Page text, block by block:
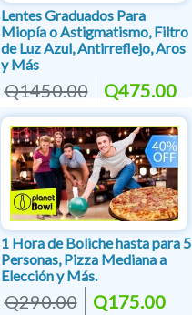
Lentes Graduados Para
Miopía o Astigmatismo, Filtro
de Luz Azul, Antirreflejo, Aros
y Más
Q1450.00 Q475.00
1 Hora de Boliche hasta para 5
Personas, Pizza Mediana a
Elección y Más.
Q290.00 Q175.00